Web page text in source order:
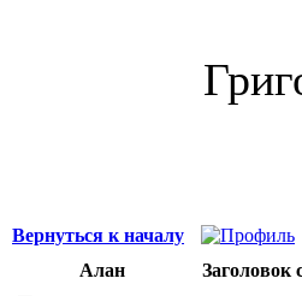
Вернуться к началу
Алан
Заголовок